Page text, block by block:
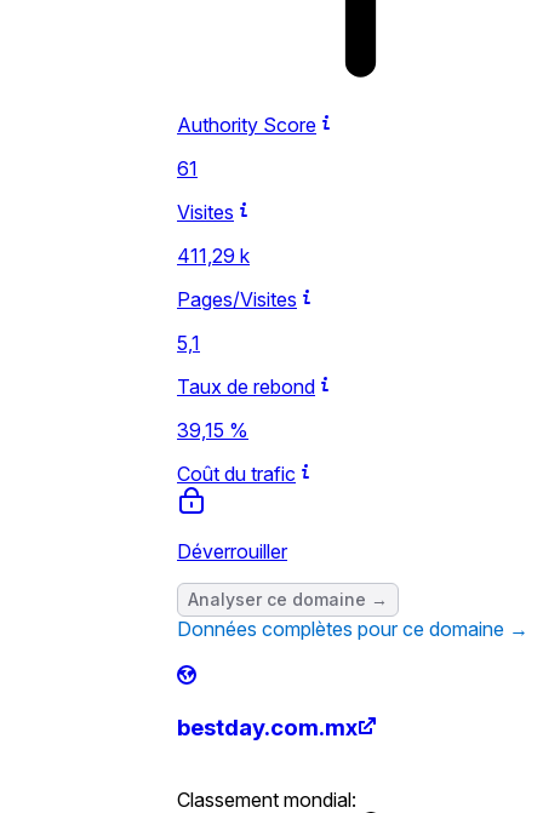
Authority Score
61
Visites
411,29 k
Pages/Visites
5,1
Taux de rebond
39,15 %
Coût du trafic
Déverrouiller
Analyser ce domaine →
Données complètes pour ce domaine →
bestday.com.mx
Classement mondial: